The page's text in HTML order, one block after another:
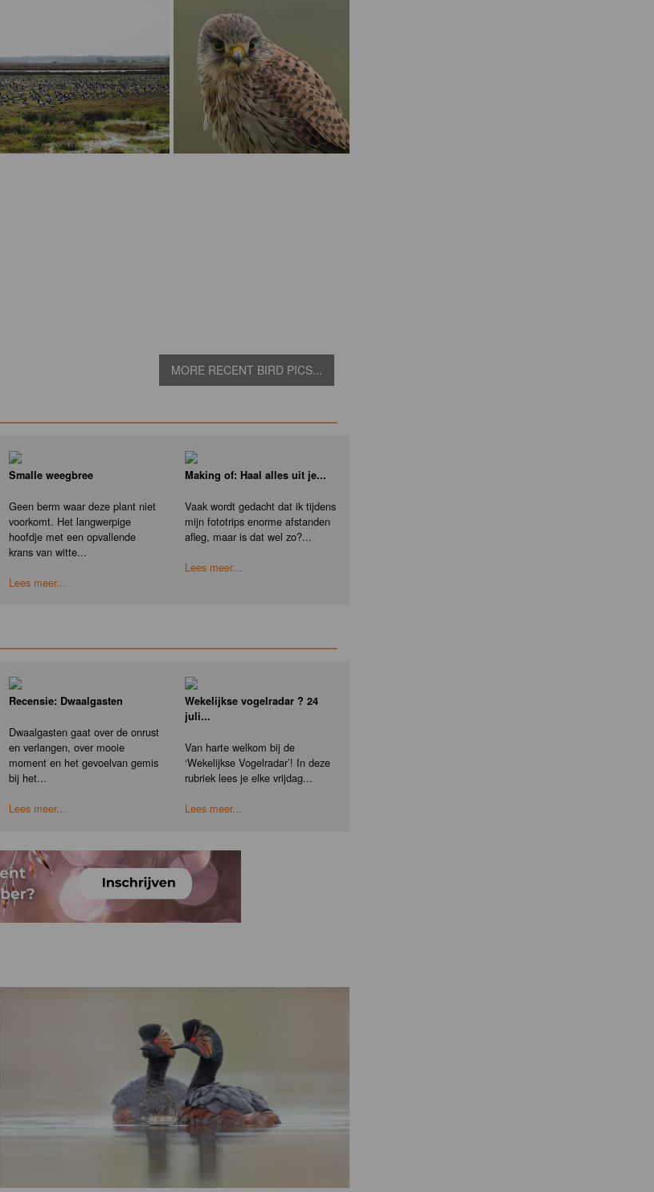
MORE RECENT BIRD PICS...
Smalle weegbree
Geen berm waar deze plant niet
voorkomt. Het langwerpige
hoofdje met een opvallende
krans van witte...
Lees meer...
Making of: Haal alles uit je...
Vaak wordt gedacht dat ik tijdens
mijn fototrips enorme afstanden
afleg, maar is dat wel zo?...
Lees meer...
Recensie: Dwaalgasten
Dwaalgasten gaat over de onrust
en verlangen, over mooie
moment en het gevoelvan gemis
bij het...
Lees meer...
Wekelijkse vogelradar ? 24
juli...
Van harte welkom bij de
‘Wekelijkse Vogelradar’! In deze
rubriek lees je elke vrijdag...
Lees meer...